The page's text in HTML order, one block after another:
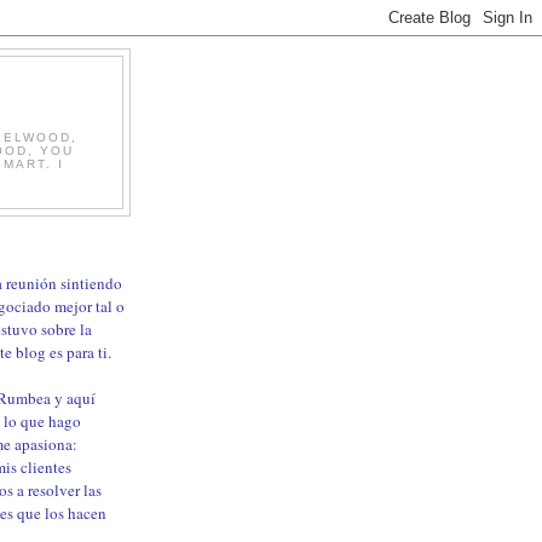
YOU
I
reunión sintiendo
mejor tal o
sobre la
blog es para ti.
y aquí
que hago
apasiona:
clientes
a resolver las
que los hacen